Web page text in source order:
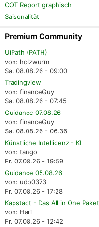
COT Report graphisch
Saisonalität
Premium Community
UiPath (PATH)
von: holzwurm
Sa. 08.08.26 - 09:00
Tradingview!
von: financeGuy
Sa. 08.08.26 - 07:45
Guidance 07.08.26
von: financeGuy
Sa. 08.08.26 - 06:36
Künstliche Intelligenz - KI
von: tango
Fr. 07.08.26 - 19:59
Guidance 05.08.26
von: udo0373
Fr. 07.08.26 - 17:28
Kapstadt - Das All in One Paket
von: Hari
Fr. 07.08.26 - 12:42